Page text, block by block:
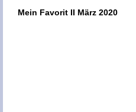
Mein Favorit II März 2020